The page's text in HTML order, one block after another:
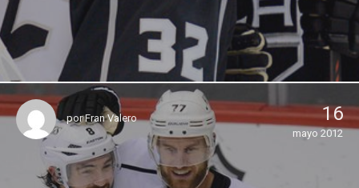
porFran Valero 16
mayo 2012